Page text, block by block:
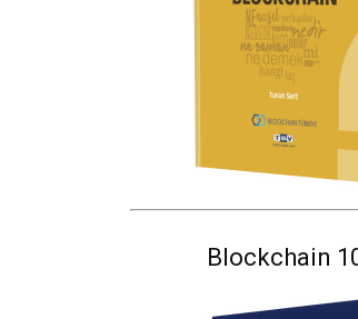
Blockchain